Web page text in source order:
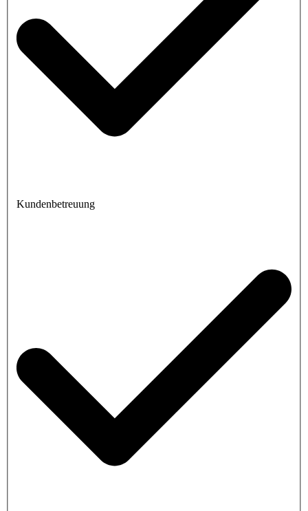
Kundenbetreuung